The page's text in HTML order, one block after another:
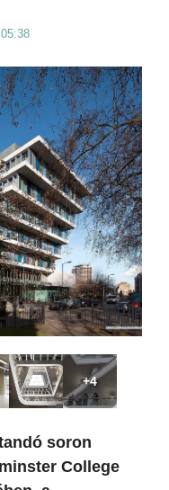
+4
soron
College